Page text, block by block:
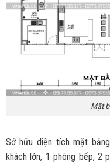
Mặt
Sở hữu diện tích mặt
khách lớn, 1 phòng bếp, 2